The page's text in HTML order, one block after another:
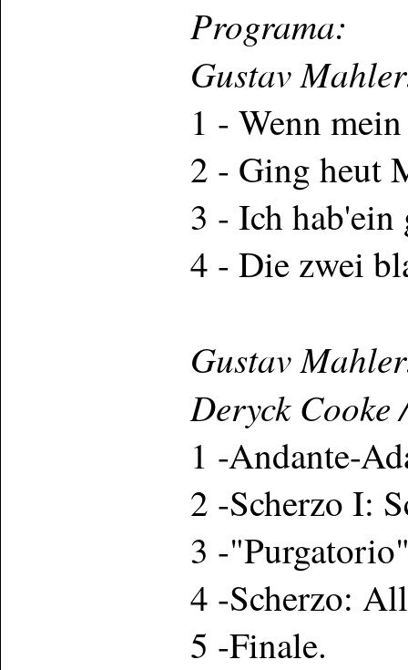
Programa:
Gustav
1 - Wenn
2 - Ging heut
3 - Ich hab'ein
4 - Die zwei
Gustav
Deryck Cooke
1 -Andante-
2 -Scherzo I:
3 -
4 -Scherzo:
5 -Finale.